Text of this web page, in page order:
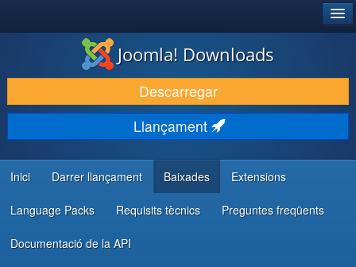
DESCARREGA & AMPLIA
DESCOBRIR & APRENDRE
COMUNITAT & SUPORT
RECURSOS PER DESENVOLUPADORS/ES
Joomla! Downloads
Descarregar
Llançament
Inici Darrer llançament Baixades Extensions
Language Packs Requisits tècnics Preguntes freqüents
Documentació de la API